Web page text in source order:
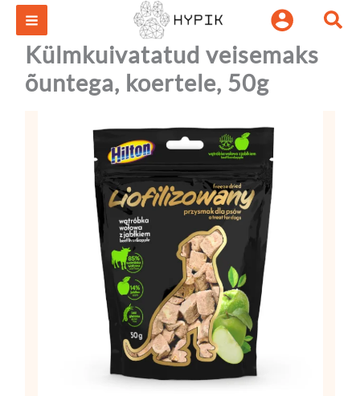
Skip
content
Otsi:
Külmkuivatatud veisemaks
õuntega, koertele, 50g
Külmkuivatatud
õuntega,
koertele,
kogus